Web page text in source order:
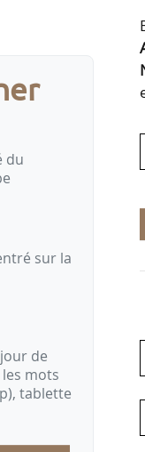
des coûts
du
sur la
de
mots
tablette